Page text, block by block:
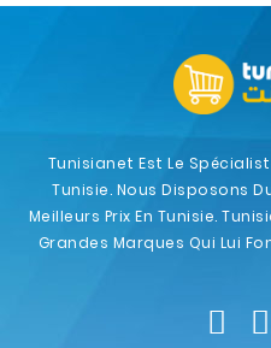
Tunisianet Est Le
Tunisie. Nous Disposons
Meilleurs Prix En Tunisie.
Grandes Marques Qui Lui